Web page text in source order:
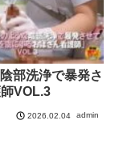
部洗浄で暴発さ
VOL.3
2026.02.04 admin